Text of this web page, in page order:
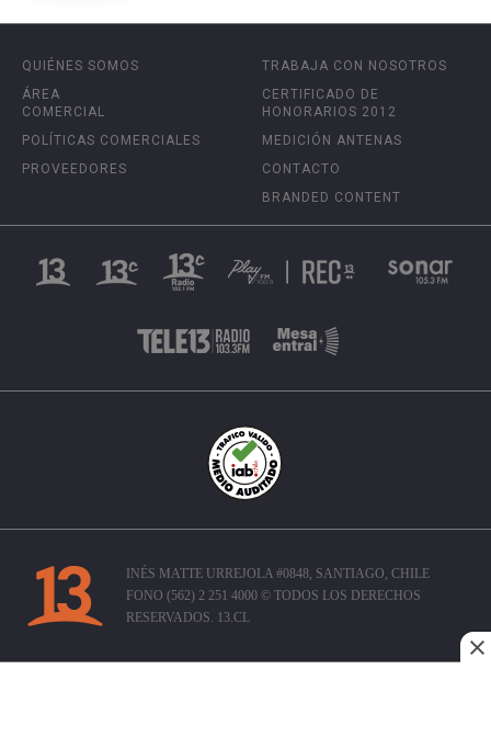
QUIÉNES SOMOS
ÁREA
COMERCIAL
POLÍTICAS COMERCIALES
PROVEEDORES
TRABAJA CON NOSOTROS
CERTIFICADO DE
HONORARIOS 2012
MEDICIÓN ANTENAS
CONTACTO
BRANDED CONTENT
INÉS MATTE URREJOLA #0848, SANTIAGO, CHILE
FONO (562) 2 251 4000 © TODOS LOS DERECHOS
RESERVADOS. 13.CL